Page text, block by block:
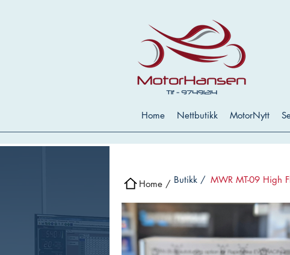
Home Nettbutikk MotorNytt
Home / Butikk / MWR MT-09 High